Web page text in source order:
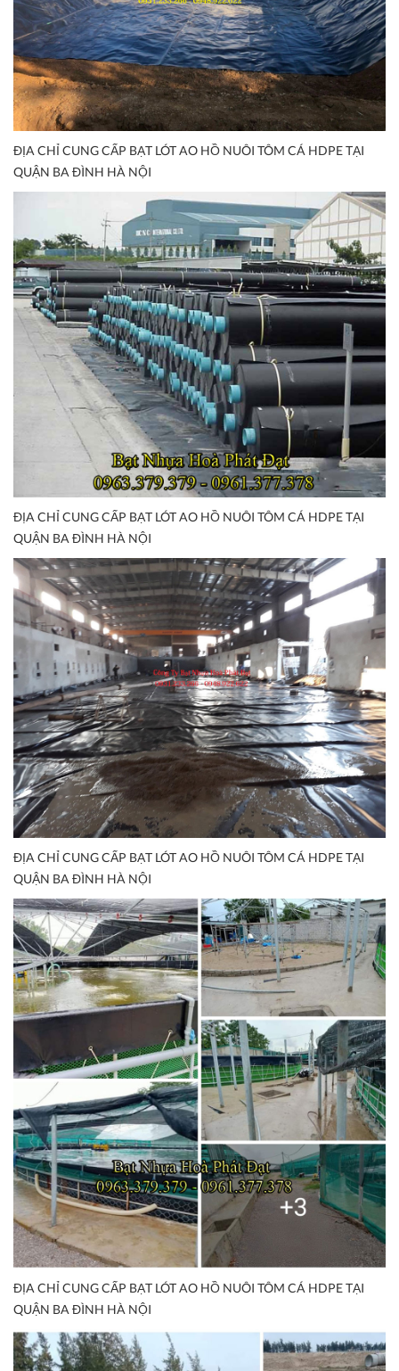
ĐỊA CHỈ CUNG CẤP BẠT LÓT AO HỒ NUÔI TÔM CÁ HDPE TẠI
QUẬN BA ĐÌNH HÀ NỘI
ĐỊA CHỈ CUNG CẤP BẠT LÓT AO HỒ NUÔI TÔM CÁ HDPE TẠI
QUẬN BA ĐÌNH HÀ NỘI
ĐỊA CHỈ CUNG CẤP BẠT LÓT AO HỒ NUÔI TÔM CÁ HDPE TẠI
QUẬN BA ĐÌNH HÀ NỘI
ĐỊA CHỈ CUNG CẤP BẠT LÓT AO HỒ NUÔI TÔM CÁ HDPE TẠI
QUẬN BA ĐÌNH HÀ NỘI